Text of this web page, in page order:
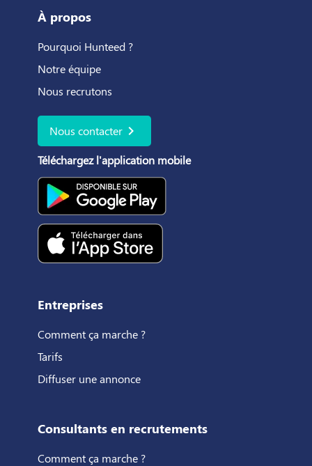
À propos
Pourquoi Hunteed ?
Notre équipe
Nous recrutons
Nous contacter chevron_right
Téléchargez l'application mobile
Entreprises
Comment ça marche ?
Tarifs
Diffuser une annonce
Consultants en recrutements
Comment ça marche ?